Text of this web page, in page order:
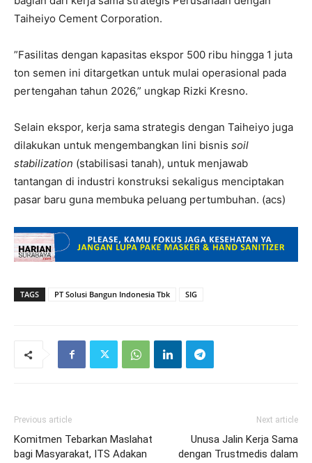
Taiheiyo Cement Corporation.
”Fasilitas dengan kapasitas ekspor 500 ribu hingga 1 juta
ton semen ini ditargetkan untuk mulai operasional pada
pertengahan tahun 2026,” ungkap Rizki Kresno.
Selain ekspor, kerja sama strategis dengan Taiheiyo juga
dilakukan untuk mengembangkan lini bisnis soil
stabilization (stabilisasi tanah), untuk menjawab
tantangan di industri konstruksi sekaligus menciptakan
pasar baru guna membuka peluang pertumbuhan. (acs)
TAGS PT Solusi Bangun Indonesia Tbk SIG
Previous article
Komitmen Tebarkan Maslahat
bagi Masyarakat, ITS Adakan
Next article
Unusa Jalin Kerja Sama
dengan Trustmedis dalam